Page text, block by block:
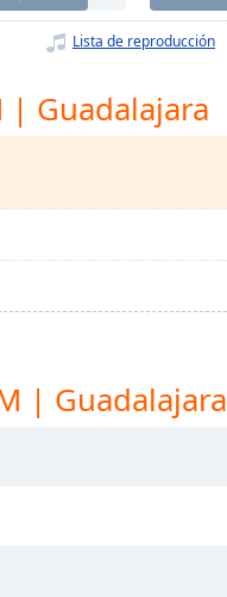
Lista de reproducción
| Guadalajara
| Guadalajara